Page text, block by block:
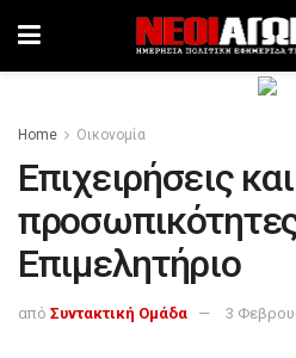
Home Οικονομία
Επιχειρήσεις και
Επιμελητήριο
από Συντακτική Ομάδα 3